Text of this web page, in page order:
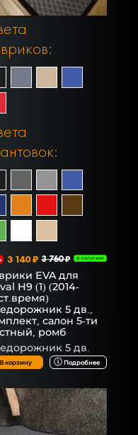
3 140 ₽ 3 760 ₽ В НАЛИЧИИ
EVA для
H9 (1) (2014-
5 дв.,
салон 5-ти
ромб
5 дв.
В корзину Подробнее